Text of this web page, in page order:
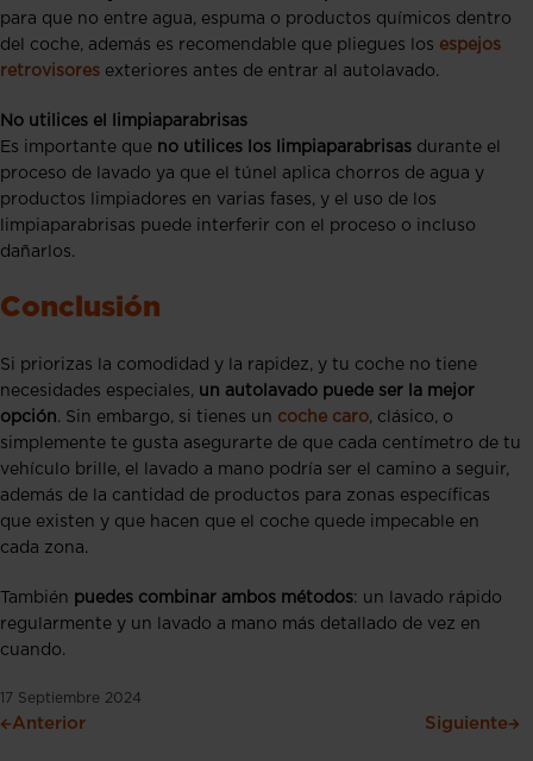
para que no entre agua, espuma o productos químicos dentro
del coche, además es recomendable que pliegues los espejos
retrovisores exteriores antes de entrar al autolavado.
No utilices el limpiaparabrisas
Es importante que no utilices los limpiaparabrisas durante el
proceso de lavado ya que el túnel aplica chorros de agua y
productos limpiadores en varias fases, y el uso de los
limpiaparabrisas puede interferir con el proceso o incluso
dañarlos.
Conclusión
Si priorizas la comodidad y la rapidez, y tu coche no tiene
necesidades especiales, un autolavado puede ser la mejor
opción. Sin embargo, si tienes un coche caro, clásico, o
simplemente te gusta asegurarte de que cada centímetro de tu
vehículo brille, el lavado a mano podría ser el camino a seguir,
además de la cantidad de productos para zonas específicas
que existen y que hacen que el coche quede impecable en
cada zona.
También puedes combinar ambos métodos: un lavado rápido
regularmente y un lavado a mano más detallado de vez en
cuando.
17 Septiembre 2024
Anterior Siguiente